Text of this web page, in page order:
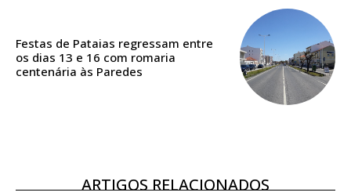
ASSINATURA
DIGITAL ANUAL
Festas de Pataias regressam entre
os dias 13 e 16 com romaria
centenária às Paredes
ARTIGOS RELACIONADOS